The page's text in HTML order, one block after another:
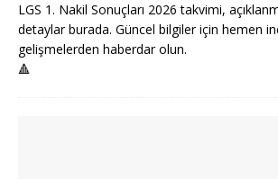
LGS 1. Nakil Sonuçları 2026 takvimi,
detaylar burada. Güncel bilgiler için hemen
gelişmelerden haberdar olun.
🔺